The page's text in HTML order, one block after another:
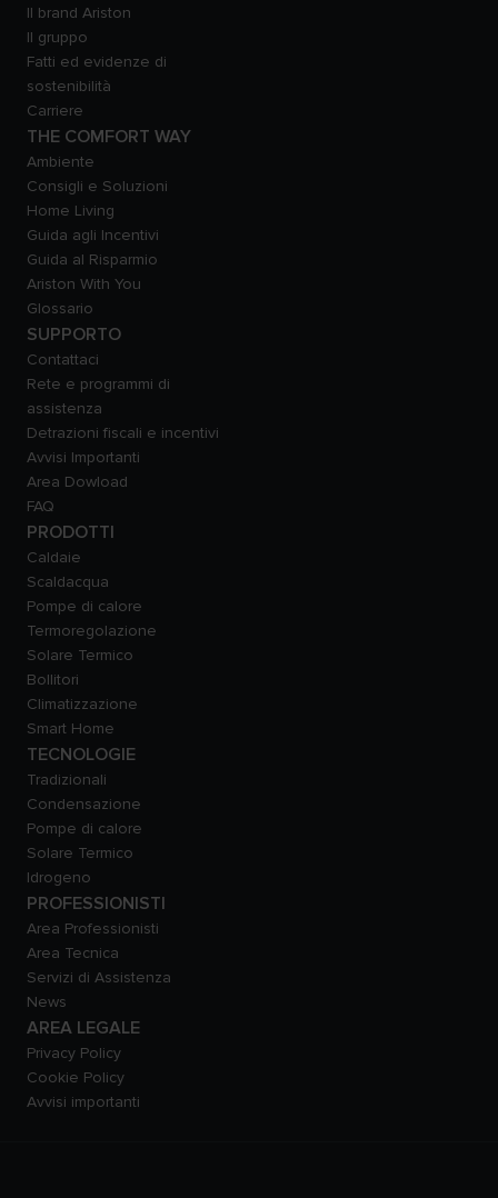
Il brand Ariston
Il gruppo
Fatti ed evidenze di
sostenibilità
Carriere
THE COMFORT WAY
Ambiente
Consigli e Soluzioni
Home Living
Guida agli Incentivi
Guida al Risparmio
Ariston With You
Glossario
SUPPORTO
Contattaci
Rete e programmi di
assistenza
Detrazioni fiscali e incentivi
Avvisi Importanti
Area Dowload
FAQ
PRODOTTI
Caldaie
Scaldacqua
Pompe di calore
Termoregolazione
Solare Termico
Bollitori
Climatizzazione
Smart Home
TECNOLOGIE
Tradizionali
Condensazione
Pompe di calore
Solare Termico
Idrogeno
PROFESSIONISTI
Area Professionisti
Area Tecnica
Servizi di Assistenza
News
AREA LEGALE
Privacy Policy
Cookie Policy
Avvisi importanti